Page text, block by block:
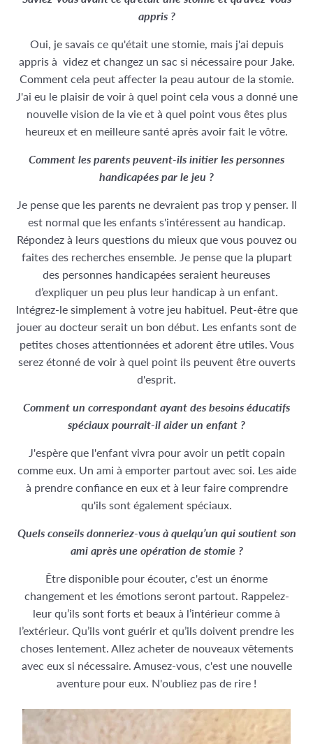
appris ?
Oui, je savais ce qu'était une stomie, mais j'ai depuis
appris à videz et changez un sac si nécessaire pour Jake.
Comment cela peut affecter la peau autour de la stomie.
J'ai eu le plaisir de voir à quel point cela vous a donné une
nouvelle vision de la vie et à quel point vous êtes plus
heureux et en meilleure santé après avoir fait le vôtre.
Comment les parents peuvent-ils initier les personnes
handicapées par le jeu ?
Je pense que les parents ne devraient pas trop y penser. Il
est normal que les enfants s'intéressent au handicap.
Répondez à leurs questions du mieux que vous pouvez ou
faites des recherches ensemble. Je pense que la plupart
des personnes handicapées seraient heureuses
d’expliquer un peu plus leur handicap à un enfant.
Intégrez-le simplement à votre jeu habituel. Peut-être que
jouer au docteur serait un bon début. Les enfants sont de
petites choses attentionnées et adorent être utiles. Vous
serez étonné de voir à quel point ils peuvent être ouverts
d'esprit.
Comment un correspondant ayant des besoins éducatifs
spéciaux pourrait-il aider un enfant ?
J'espère que l'enfant vivra pour avoir un petit copain
comme eux. Un ami à emporter partout avec soi. Les aide
à prendre confiance en eux et à leur faire comprendre
qu'ils sont également spéciaux.
Quels conseils donneriez-vous à quelqu’un qui soutient son
ami après une opération de stomie ?
Être disponible pour écouter, c'est un énorme
changement et les émotions seront partout. Rappelez-
leur qu’ils sont forts et beaux à l’intérieur comme à
l’extérieur. Qu’ils vont guérir et qu’ils doivent prendre les
choses lentement. Allez acheter de nouveaux vêtements
avec eux si nécessaire. Amusez-vous, c'est une nouvelle
aventure pour eux. N'oubliez pas de rire !